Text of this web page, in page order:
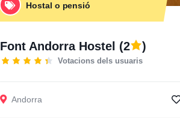
Hostal o pensió
Font Andorra Hostel (2 )
Votacions dels usuaris
Andorra